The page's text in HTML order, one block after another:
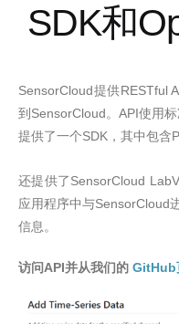
SDK和
SensorCloud提供RESTful
到 SensorCloud 。 API使用
提供了一个SDK ，其中包含
还提供了 SensorCloud
应用程序中与SensorCloud
信息 。
访问API并从我们的 GitHub